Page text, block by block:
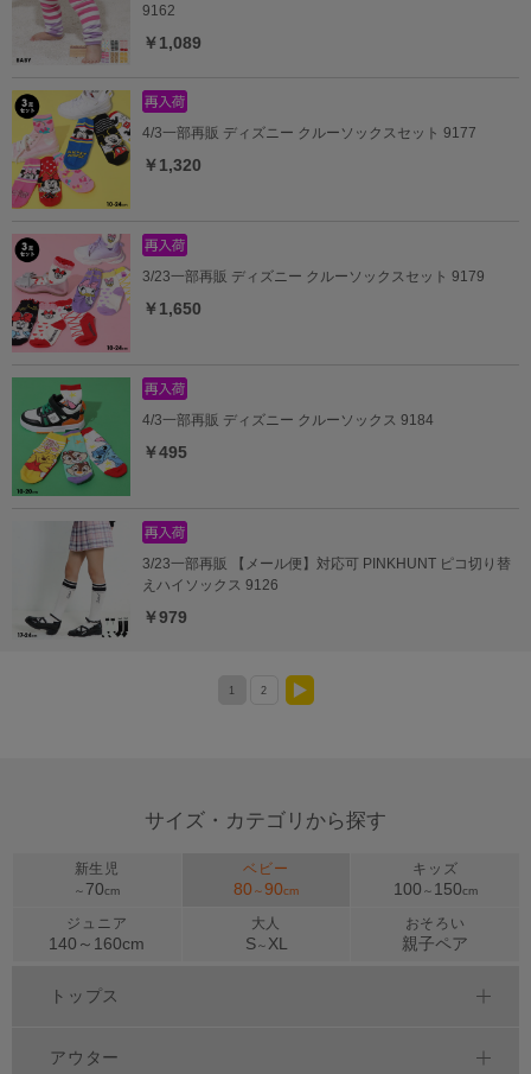
9162
￥1,089
4/3一部再販 ディズニー クルーソックスセット 9177
￥1,320
3/23一部再販 ディズニー クルーソックスセット 9179
￥1,650
4/3一部再販 ディズニー クルーソックス 9184
￥495
3/23一部再販 【メール便】対応可 PINKHUNT ピコ切り替
えハイソックス 9126
￥979
1 2
サイズ・カテゴリから探す
新生児
～ 70cm
ベビー
80 ～90cm
キッズ
100 ～ 150cm
ジュニア
140～ 160cm
大人
S～ XL
おそろい
親子ペア
トップス
アウター